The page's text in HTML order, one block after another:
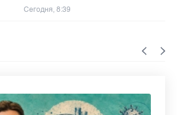
Сегодня, 8:39